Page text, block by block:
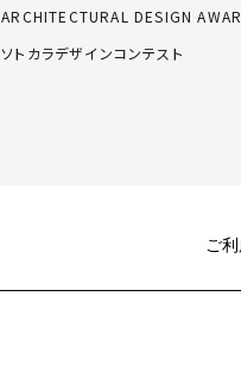
ARCHITECTURAL DESIGN
ソトカラデザインコンテスト
ご